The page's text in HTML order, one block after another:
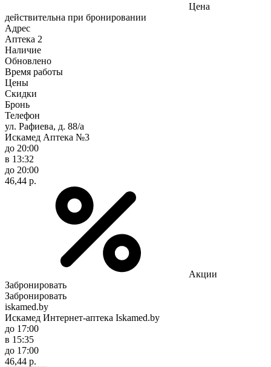
Цена
действительна при бронировании
Адрес
Аптека 2
Наличие
Обновлено
Время работы
Цены
Скидки
Бронь
Телефон
ул. Рафиева, д. 88/а
Искамед Аптека №3
до 20:00
в 13:32
до 20:00
46,44 р.
Акции
Забронировать
Забронировать
iskamed.by
Искамед Интернет-аптека Iskamed.by
до 17:00
в 15:35
до 17:00
46,44 р.